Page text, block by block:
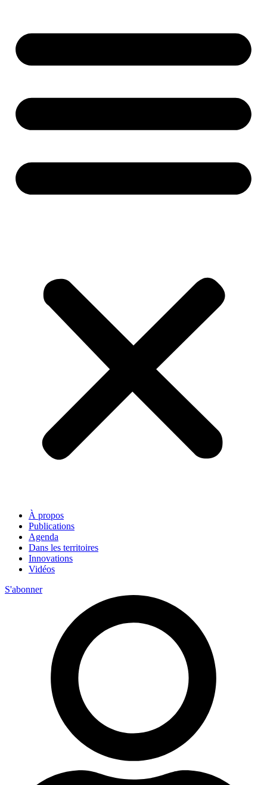
À propos
Publications
Agenda
Dans les territoires
Innovations
Vidéos
S'abonner